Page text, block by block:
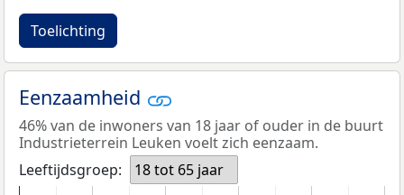
Toelichting
Eenzaamheid
46% van de inwoners van 18 jaar of ouder in de buurt
Industrieterrein Leuken voelt zich eenzaam.
Leeftijdsgroep:
18 tot 65 jaar